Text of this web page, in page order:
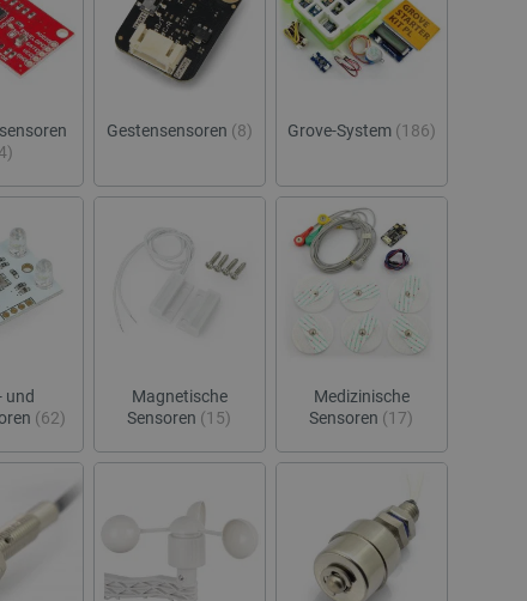
Gestensensoren (8) Grove-System (186)
und
(62)
Magnetische
Sensoren (15)
Medizinische
Sensoren (17)